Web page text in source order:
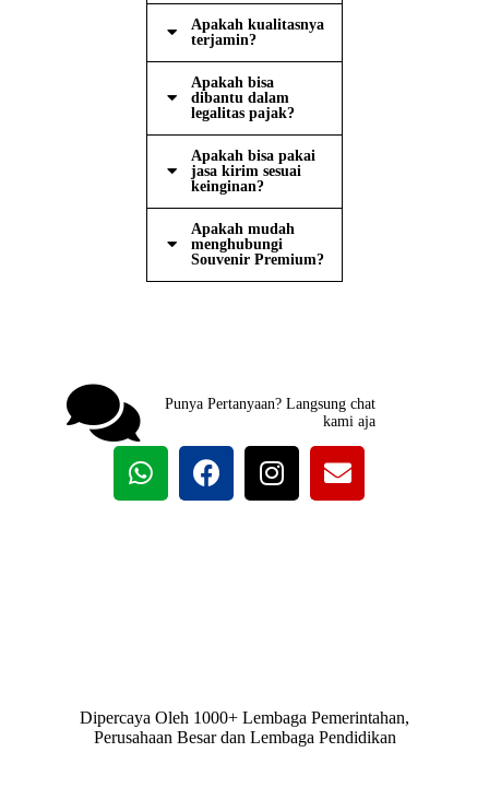
Apakah kualitasnya
terjamin?
Apakah bisa
dibantu dalam
legalitas pajak?
Apakah bisa pakai
jasa kirim sesuai
keinginan?
Apakah mudah
menghubungi
Souvenir Premium?
Punya Pertanyaan? Langsung chat
kami aja
Dipercaya Oleh 1000+ Lembaga Pemerintahan,
Perusahaan Besar dan Lembaga Pendidikan